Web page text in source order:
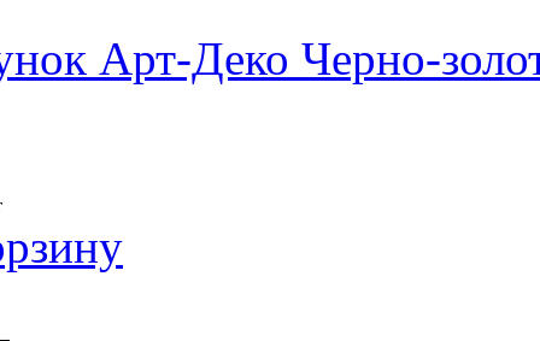
Арт-Деко Черно-